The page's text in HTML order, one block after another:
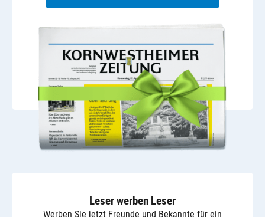
Leser werben Leser
Werben Sie jetzt Freunde und Bekannte für ein